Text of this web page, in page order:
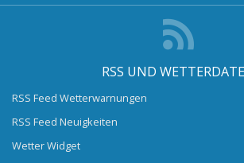
RSS UND
RSS Feed Wetterwarnungen
RSS Feed Neuigkeiten
Wetter Widget